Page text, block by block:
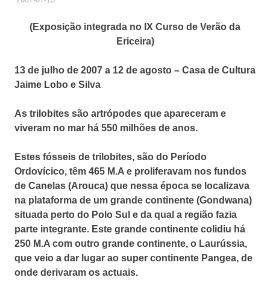
(Exposição integrada no IX Curso de Verão da
Ericeira)
13 de julho de 2007 a 12 de agosto – Casa de Cultura
Jaime Lobo e Silva
As trilobites são artrópodes que apareceram e
viveram no mar há 550 milhões de anos.
Estes fósseis de trilobites, são do Período
Ordovícico, têm 465 M.A e proliferavam nos fundos
de Canelas (Arouca) que nessa época se localizava
na plataforma de um grande continente (Gondwana)
situada perto do Polo Sul e da qual a região fazia
parte integrante. Este grande continente colidiu há
250 M.A com outro grande continente, o Laurússia,
que veio a dar lugar ao super continente Pangea, de
onde derivaram os actuais.